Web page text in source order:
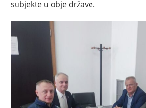
subjekte u obje države.